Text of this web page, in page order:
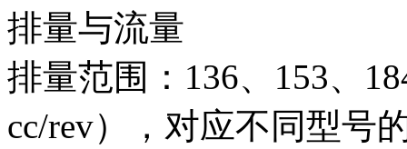
排量与流量
排量范围：136、153、
cc/rev），对应不同型号